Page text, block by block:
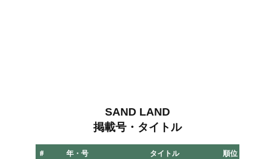
SAND LAND
掲載号・タイトル
# 年・号 タイトル 順位